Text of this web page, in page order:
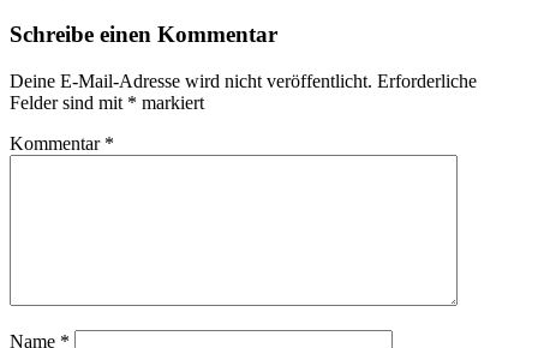
Schreibe einen Kommentar
Deine E-Mail-Adresse wird nicht veröffentlicht. Erforderliche
Felder sind mit * markiert
Kommentar *
Name *